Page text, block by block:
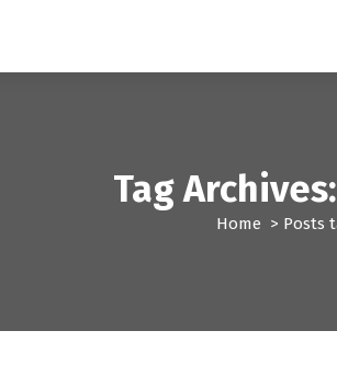
Tag
Home > Posts